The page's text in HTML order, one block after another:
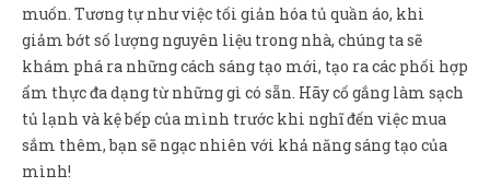
muốn. Tương tự như việc tối giản hóa tủ quần áo, khi
giảm bớt số lượng nguyên liệu trong nhà, chúng ta sẽ
khám phá ra những cách sáng tạo mới, tạo ra các phối hợp
ẩm thực đa dạng từ những gì có sẵn. Hãy cố gắng làm sạch
tủ lạnh và kệ bếp của mình trước khi nghĩ đến việc mua
sắm thêm, bạn sẽ ngạc nhiên với khả năng sáng tạo của
mình!